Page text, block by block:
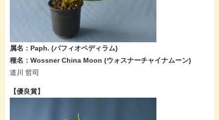
属名：Paph. (パフィオペディラム)
種名：Wossner China Moon (ウォスナーチャイナムーン)
道川 哲司
【優良賞】